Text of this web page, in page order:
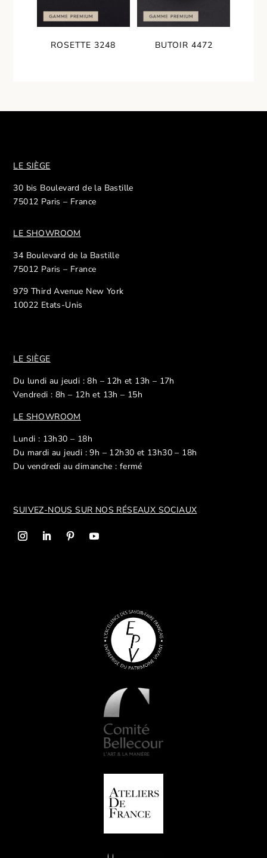
ROSETTE 3248 BUTOIR 4472
LE SIÈGE
30 bis Boulevard de la Bastille
75012 Paris – France
LE SHOWROOM
34 Boulevard de la Bastille
75012 Paris – France
979 Third Avenue New York
10022 Etats-Unis
LE SIÈGE
Du lundi au jeudi : 8h – 12h et 13h – 17h
Vendredi : 8h – 12h et 13h – 15h
LE SHOWROOM
Lundi : 13h30 – 18h
Du mardi au jeudi : 9h – 12h30 et 13h30 – 18h
Du vendredi au dimanche : fermé
SUIVEZ-NOUS SUR NOS RÉSEAUX SOCIAUX